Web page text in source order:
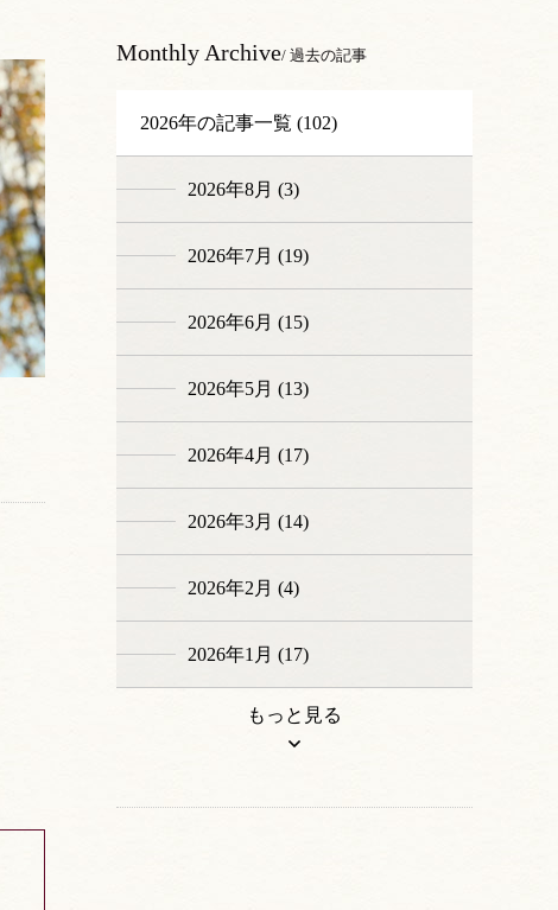
Monthly Archive/ 過去の記事
2026年の記事一覧 (102)
2026年8月 (3)
2026年7月 (19)
2026年6月 (15)
2026年5月 (13)
2026年4月 (17)
2026年3月 (14)
2026年2月 (4)
2026年1月 (17)
もっと見る